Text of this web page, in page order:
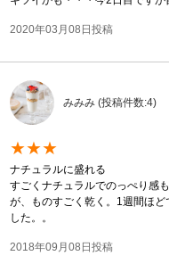
2020年03月08日投稿
みみみ (投稿件数:4)
★★★
ナチュラルに盛れる
すごくナチュラルでのっぺり感
が、ものすごく乾く。1週間ほ
した。。
2018年09月08日投稿